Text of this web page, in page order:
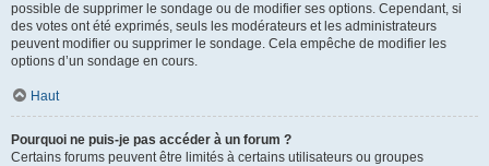
possible de supprimer le sondage ou de modifier ses options. Cependant, si
des votes ont été exprimés, seuls les modérateurs et les administrateurs
peuvent modifier ou supprimer le sondage. Cela empêche de modifier les
options d’un sondage en cours.
Haut
Pourquoi ne puis-je pas accéder à un forum ?
Certains forums peuvent être limités à certains utilisateurs ou groupes